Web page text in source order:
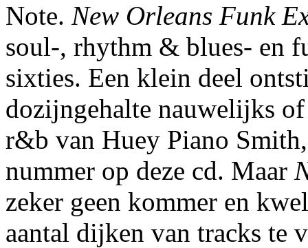
Note. New Orleans Funk
soul-, rhythm & blues- en
sixties. Een klein deel
dozijngehalte nauwelijks of
r&b van Huey Piano
nummer op deze cd. Maar
zeker geen kommer en
aantal dijken van tracks te